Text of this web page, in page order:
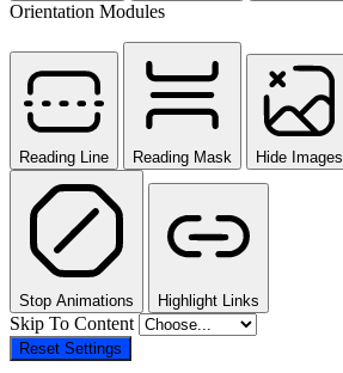
Orientation Modules
Reading Line Reading Mask Hide Images
Stop Animations Highlight Links
Skip To Content
Reset Settings